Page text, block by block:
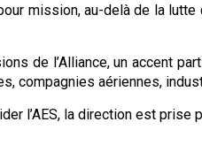
mission, au-delà de la
de l’Alliance, un accent
compagnies aériennes,
l’AES, la direction est